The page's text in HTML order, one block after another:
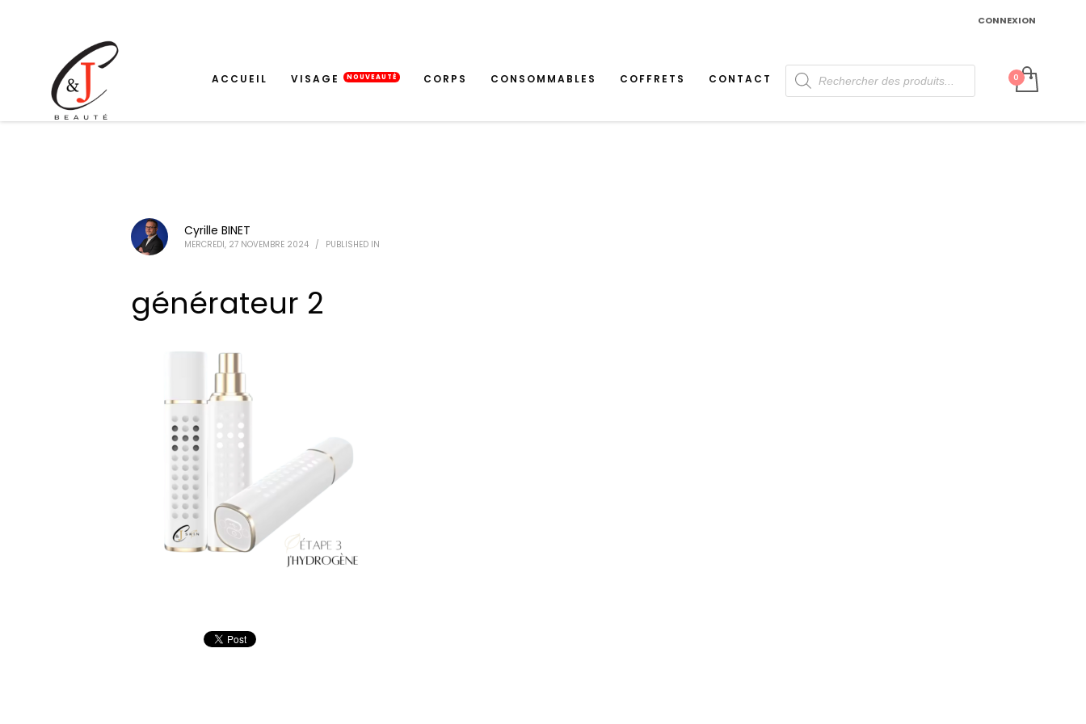
CONNEXION
ACCUEIL VISAGE NOUVEAUTÉ CORPS CONSOMMABLES COFFRETS CONTACT
Recherche
de
produits
Cyrille BINET
MERCREDI, 27 NOVEMBRE 2024 / PUBLISHED IN
générateur 2